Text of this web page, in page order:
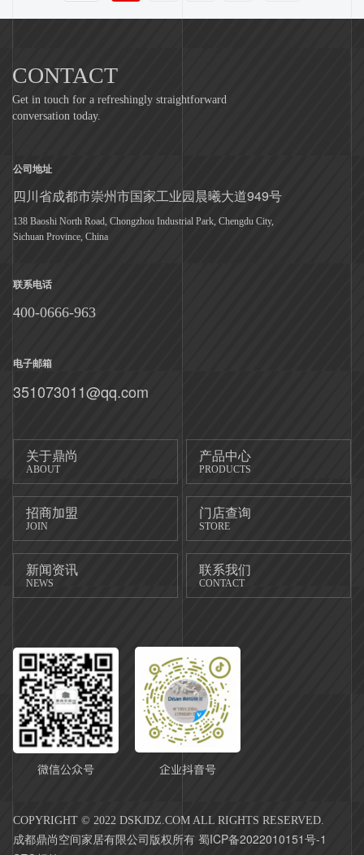
公司地址
四川省成都市崇州市国家工业园晨曦大道949号
138 Baoshi North Road, Chongzhou Industrial Park, Chengdu City,
Sichuan Province, China
联系电话
400-0666-963
电子邮箱
351073011@qq.com
关于鼎尚
ABOUT
产品中心
PRODUCTS
招商加盟
JOIN
门店查询
STORE
新闻资讯
NEWS
联系我们
CONTACT
COPYRIGHT © 2022 DSKJDZ.COM ALL RIGHTS RESERVED.
成都鼎尚空间家居有限公司版权所有 蜀ICP备2022010151号-1